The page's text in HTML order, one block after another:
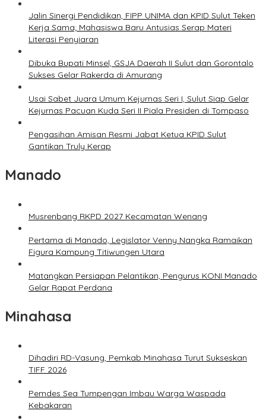
Jalin Sinergi Pendidikan, FIPP UNIMA dan KPID Sulut Teken
Kerja Sama; Mahasiswa Baru Antusias Serap Materi
Literasi Penyiaran
Dibuka Bupati Minsel, GSJA Daerah II Sulut dan Gorontalo
Sukses Gelar Rakerda di Amurang
Usai Sabet Juara Umum Kejurnas Seri I, Sulut Siap Gelar
Kejurnas Pacuan Kuda Seri II Piala Presiden di Tompaso
Pengasihan Amisan Resmi Jabat Ketua KPID Sulut
Gantikan Truly Kerap
Manado
Musrenbang RKPD 2027 Kecamatan Wenang
Pertama di Manado, Legislator Venny Nangka Ramaikan
Figura Kampung Titiwungen Utara
Matangkan Persiapan Pelantikan, Pengurus KONI Manado
Gelar Rapat Perdana
Minahasa
Dihadiri RD-Vasung, Pemkab Minahasa Turut Sukseskan
TIFF 2026
Pemdes Sea Tumpengan Imbau Warga Waspada
Kebakaran